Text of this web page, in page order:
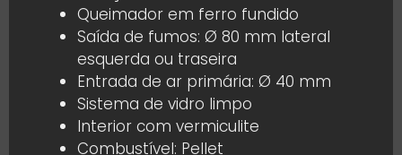
Queimador em ferro fundido
Saída de fumos: Ø 80 mm lateral
esquerda ou traseira
Entrada de ar primária: Ø 40 mm
Sistema de vidro limpo
Interior com vermiculite
Combustível: Pellet